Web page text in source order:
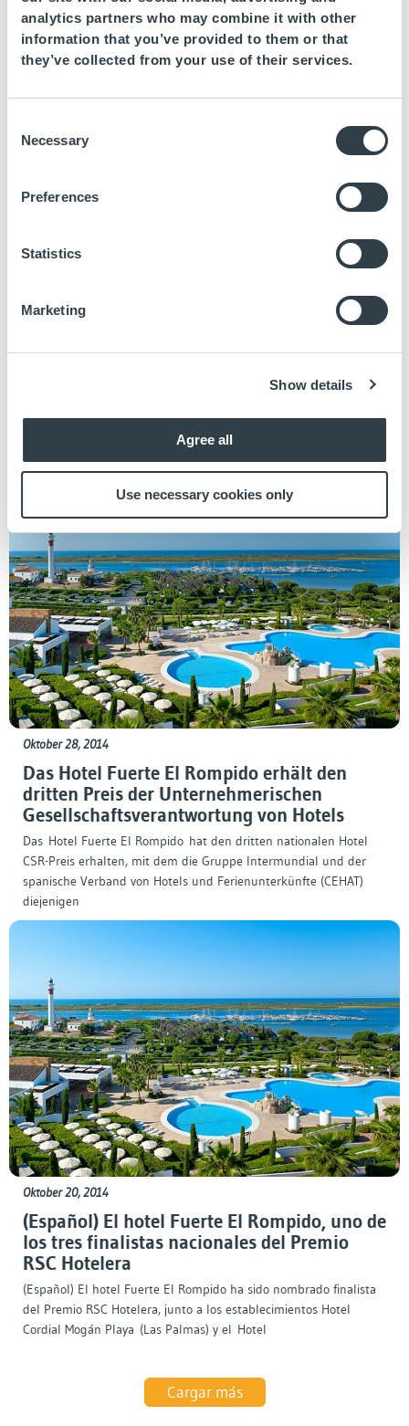
analytics partners who may combine it with other
information that you’ve provided to them or that
they’ve collected from your use of their services.
Selection
Necessary
Preferences
Statistics
Marketing
Show details
Agree all
Use necessary cookies only
gehört Fuerte Hoteles erneut zu den Hotelketten, die sich
weltweit am meisten für die Umwelt engagieren und deshalb
November 3, 2014
Fuerte Hoteles arbeitet weiterhin an einer informativen
Hotelkette benutzt werden. Das Online-Ansehen stieg von 85,60%
Das Hotel Fuerte El Rompido erhält den
dritten Preis der Unternehmerischen
Gesellschaftsverantwortung von Hotels
Oktober 28, 2014
Das Hotel Fuerte El Rompido hat den dritten nationalen Hotel
CSR-Preis erhalten, mit dem die Gruppe Intermundial und der
spanische Verband von Hotels und Ferienunterkünfte (CEHAT)
diejenigen
(Español) El hotel Fuerte El Rompido, uno de
los tres finalistas nacionales del Premio
RSC Hotelera
Oktober 20, 2014
(Español) El hotel Fuerte El Rompido ha sido nombrado finalista
del Premio RSC Hotelera, junto a los establecimientos Hotel
Cordial Mogán Playa (Las Palmas) y el Hotel
Cargar más